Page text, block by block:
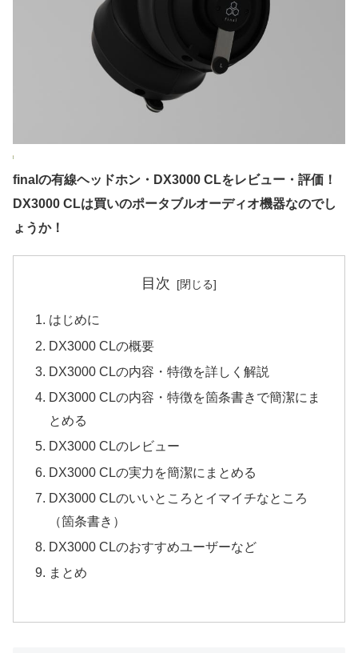
finalの有線ヘッドホン・DX3000 CLをレビュー・評価！
DX3000 CLは買いのポータブルオーディオ機器なのでし
ょうか！
目次
はじめに
DX3000 CLの概要
DX3000 CLの内容・特徴を詳しく解説
DX3000 CLの内容・特徴を箇条書きで簡潔にま
とめる
DX3000 CLのレビュー
DX3000 CLの実力を簡潔にまとめる
DX3000 CLのいいところとイマイチなところ
（箇条書き）
DX3000 CLのおすすめユーザーなど
まとめ